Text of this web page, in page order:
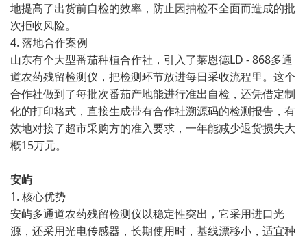
地提高了出货前自检的效率，防止因抽检不全面而造成的批
次拒收风险。
4. 落地合作案例
山东有个大型番茄种植合作社，引入了莱恩德LD - 868多通
道农药残留检测仪，把检测环节放进每日采收流程里。这个
合作社做到了每批次番茄产地能进行准出自检，还凭借定制
化的打印格式，直接生成带有合作社溯源码的检测报告，有
效地对接了超市采购方的准入要求，一年能减少退货损失大
概15万元。
安屿
1. 核心优势
安屿多通道农药残留检测仪以稳定性突出，它采用进口光
源，还采用光电传感器，长期使用时，基线漂移小，适宜种